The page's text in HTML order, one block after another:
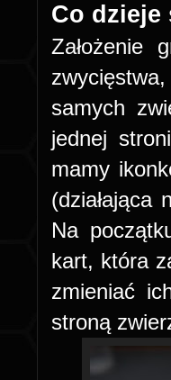
Co dzieje
Założenie
samych
jednej
mamy
(działająca
Na
kart, która
zmieniać
stroną